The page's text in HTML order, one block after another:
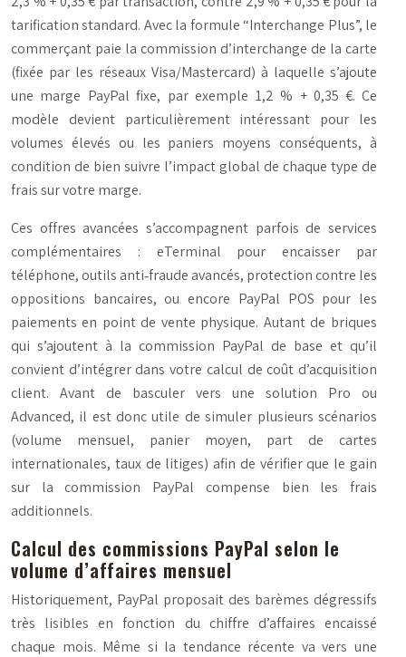
tarification standard. Avec la formule “Interchange Plus”, le
commerçant paie la commission d’interchange de la carte
(fixée par les réseaux Visa/Mastercard) à laquelle s’ajoute
une marge PayPal fixe, par exemple 1,2 % + 0,35 €. Ce
modèle devient particulièrement intéressant pour les
volumes élevés ou les paniers moyens conséquents, à
condition de bien suivre l’impact global de chaque type de
frais sur votre marge.
Ces offres avancées s’accompagnent parfois de services
complémentaires : eTerminal pour encaisser par
téléphone, outils anti‑fraude avancés, protection contre les
oppositions bancaires, ou encore PayPal POS pour les
paiements en point de vente physique. Autant de briques
qui s’ajoutent à la commission PayPal de base et qu’il
convient d’intégrer dans votre calcul de coût d’acquisition
client. Avant de basculer vers une solution Pro ou
Advanced, il est donc utile de simuler plusieurs scénarios
(volume mensuel, panier moyen, part de cartes
internationales, taux de litiges) afin de vérifier que le gain
sur la commission PayPal compense bien les frais
additionnels.
Calcul des commissions PayPal selon le
volume d’affaires mensuel
Historiquement, PayPal proposait des barèmes dégressifs
très lisibles en fonction du chiffre d’affaires encaissé
chaque mois. Même si la tendance récente va vers une